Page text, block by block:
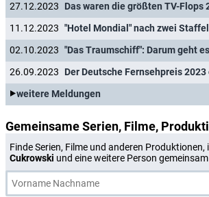
27.12.2023
11.12.2023
02.10.2023
26.09.2023
weitere Meldungen
Gemeinsame Serien, Filme,
Finde Serien, Filme und anderen Produktionen,
Cukrowski und eine weitere Person